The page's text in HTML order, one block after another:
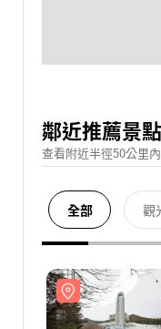
鄰近推薦景點
查看附近半徑50公里
全部 觀